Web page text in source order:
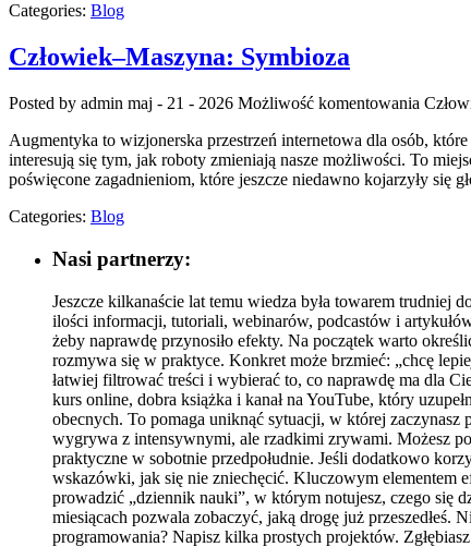
Categories: Blog
Człowiek–Maszyna: Symbioza
Posted by admin maj - 21 - 2026 Możliwość komentowania
Augmentyka to wizjonerska przestrzeń internetowa dla osób,
interesują się tym, jak roboty zmieniają nasze możliwości. To
poświęcone zagadnieniom, które jeszcze niedawno kojarzyły się
Categories: Blog
Nasi partnerzy:
Jeszcze kilkanaście lat temu wiedza była towarem trudniej
ilości informacji, tutoriali, webinarów, podcastów i
żeby naprawdę przynosiło efekty. Na początek warto
rozmywa się w praktyce. Konkret może brzmieć: „chcę
łatwiej filtrować treści i wybierać to, co naprawdę ma dla
kurs online, dobra książka i kanał na YouTube, który
obecnych. To pomaga uniknąć sytuacji, w której zaczynasz
wygrywa z intensywnymi, ale rzadkimi zrywami. Możesz
praktyczne w sobotnie przedpołudnie. Jeśli dodatkowo
wskazówki, jak się nie zniechęcić. Kluczowym elementem
prowadzić „dziennik nauki”, w którym notujesz, czego się
miesiącach pozwala zobaczyć, jaką drogę już przeszedłeś.
programowania? Napisz kilka prostych projektów.